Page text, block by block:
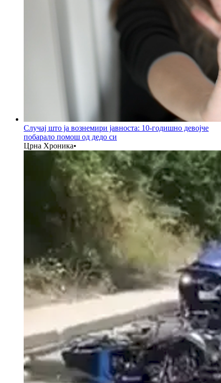
Случај што ја вознемири јавноста: 10-годишно девојче
побарало помош од дедо си
Црна Хроника•